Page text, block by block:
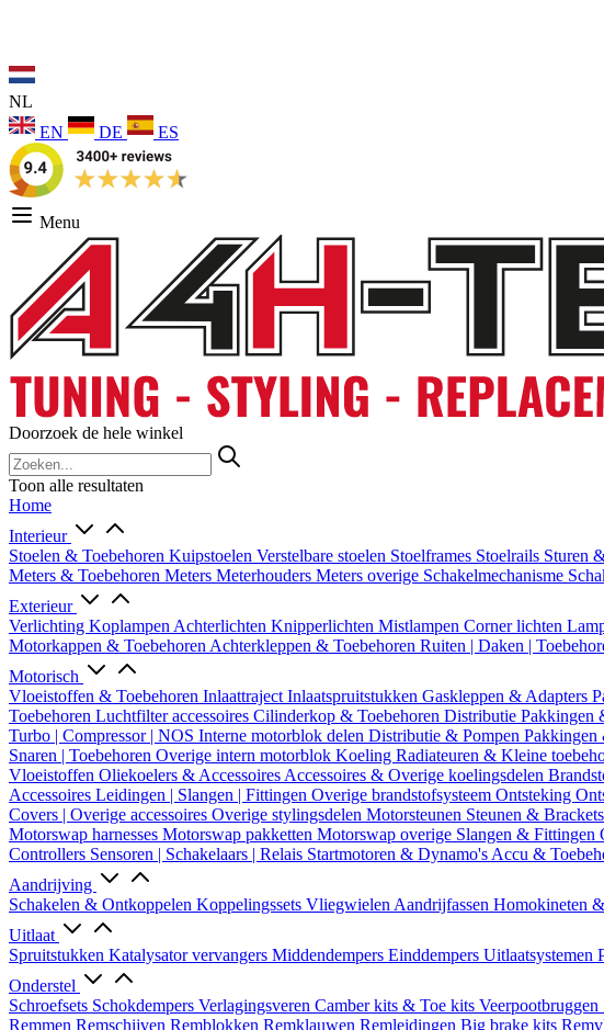
NL
EN
DE ES
Menu
Doorzoek de hele winkel
Toon alle resultaten
Home
Interieur
Stoelen & Toebehoren Kuipstoelen Verstelbare stoelen Stoelframes Stoelrails Sturen
Meters & Toebehoren Meters Meterhouders Meters overige Schakelmechanisme
Exterieur
Verlichting Koplampen Achterlichten Knipperlichten Mistlampen Corner lichten
Motorkappen & Toebehoren Achterkleppen & Toebehoren Ruiten | Daken |
Motorisch
Vloeistoffen & Toebehoren Inlaattraject Inlaatspruitstukken Gaskleppen & Adapters
Toebehoren Luchtfilter accessoires Cilinderkop & Toebehoren Distributie Pakkingen
Turbo | Compressor | NOS Interne motorblok delen Distributie & Pompen Pakkingen
Snaren | Toebehoren Overige intern motorblok Koeling Radiateuren & Kleine
Vloeistoffen Oliekoelers & Accessoires Accessoires & Overige koelingsdelen
Accessoires Leidingen | Slangen | Fittingen Overige brandstofsysteem Ontsteking
Covers | Overige accessoires Overige stylingsdelen Motorsteunen Steunen & Brackets
Motorswap harnesses Motorswap pakketten Motorswap overige Slangen & Fittingen
Controllers Sensoren | Schakelaars | Relais Startmotoren & Dynamo's Accu &
Aandrijving
Schakelen & Ontkoppelen Koppelingssets Vliegwielen Aandrijfassen Homokineten
Uitlaat
Spruitstukken Katalysator vervangers Middendempers Einddempers Uitlaatsystemen
Onderstel
Schroefsets Schokdempers Verlagingsveren Camber kits & Toe kits Veerpootbruggen
Remmen Remschijven Remblokken Remklauwen Remleidingen Big brake kits